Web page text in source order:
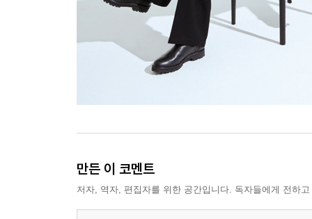
만든 이 코멘트
저자, 역자, 편집자를 위한 공간입니다. 독자들에게 전하